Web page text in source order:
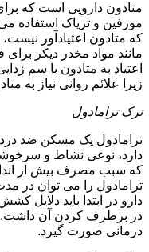
متادون دارویی است که
مورفین و تریاک استفاده
که متادون اعتیادآور
مانند مواد مخدر دیکر برای
اعتیاد به متادون با سم
زیرا علائم روانی نیاز به
ترک ترامادول
ترامادول یک مسکن ضد
دارد، نوعی نشاط و
که سبب مصرف بیش از
ترامادول را می توان در
دارو در ابتدا باید دلایل
در برطرف کردن آن داشت.
درمانی صورت گیرد.